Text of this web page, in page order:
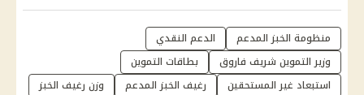
منظومة الخبز المدعم
الدعم النقدي
وزير التموين شريف فاروق
بطاقات التموين
استبعاد غير المستحقين
رغيف الخبز المدعم
وزن رغيف الخبز